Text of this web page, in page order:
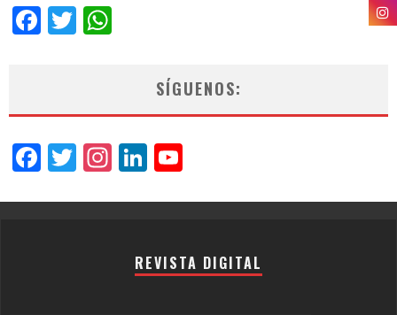
Facebook
Twitter
SÍGUENOS:
Facebook
Twitter
Instagram
LinkedIn
REVISTA DIGITAL